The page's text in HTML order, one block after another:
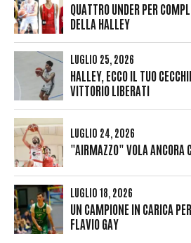
QUATTRO UNDER PER
DELLA HALLEY
LUGLIO 25, 2026
HALLEY, ECCO IL TUO
VITTORIO LIBERATI
LUGLIO 24, 2026
"AIRMAZZO" VOLA ANCORA
LUGLIO 18, 2026
UN CAMPIONE IN CARICA
FLAVIO GAY